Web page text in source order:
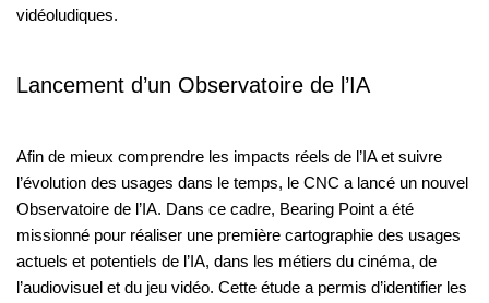
vidéoludiques.
Lancement d’un Observatoire de l’IA
Afin de mieux comprendre les impacts réels de l’IA et suivre
l’évolution des usages dans le temps, le CNC a lancé un nouvel
Observatoire de l’IA. Dans ce cadre, Bearing Point a été
missionné pour réaliser une première cartographie des usages
actuels et potentiels de l’IA, dans les métiers du cinéma, de
l’audiovisuel et du jeu vidéo. Cette étude a permis d’identifier les